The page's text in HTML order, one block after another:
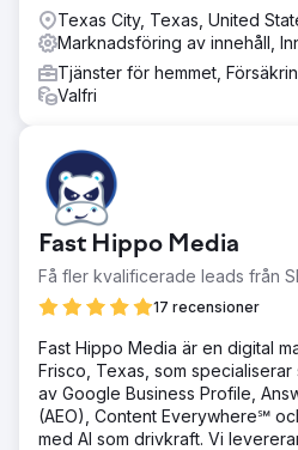
Texas City, Texas, United
Marknadsföring av innehåll,
Tjänster för hemmet,
Valfri
Fast Hippo Media
Få fler kvalificerade leads från
17 recensioner
Fast Hippo Media är en digital
Frisco, Texas, som specialiserar
av Google Business Profile,
(AEO), Content Everywhere℠
med AI som drivkraft. Vi